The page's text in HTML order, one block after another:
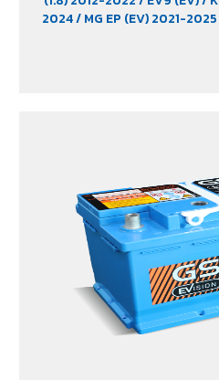
2024/ MG EP (EV) 2021-2025